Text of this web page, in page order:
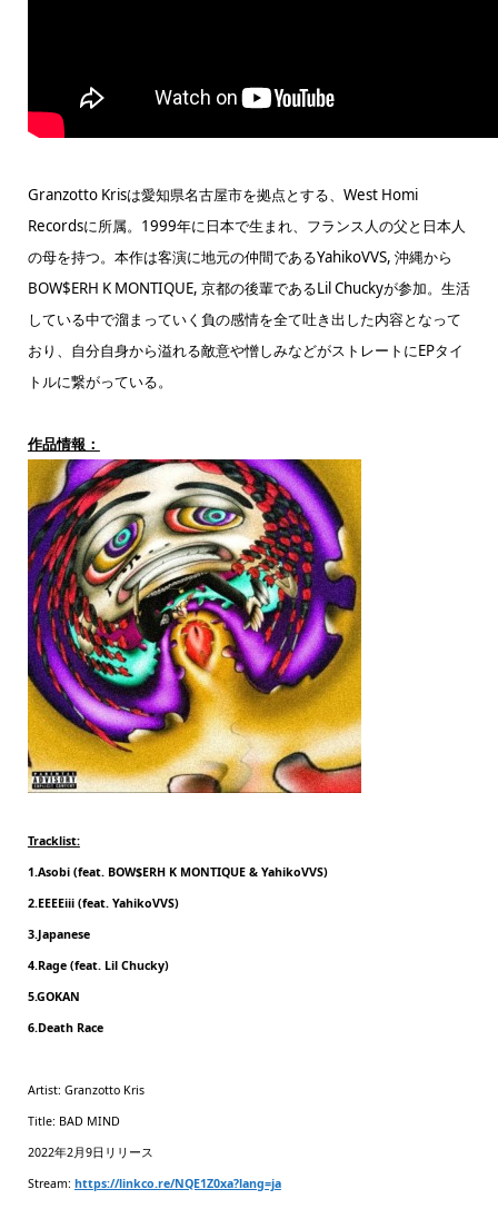
Granzotto Krisは愛知県名古屋市を拠点とする、West Homi
Recordsに所属。1999年に日本で生まれ、フランス人の父と日本人
の母を持つ。本作は客演に地元の仲間であるYahikoVVS, 沖縄から
BOW$ERH K MONTIQUE, 京都の後輩であるLil Chuckyが参加。生活
している中で溜まっていく負の感情を全て吐き出した内容となって
おり、自分自身から溢れる敵意や憎しみなどがストレートにEPタイ
トルに繋がっている。
作品情報：
Tracklist:
1.Asobi (feat. BOW$ERH K MONTIQUE & YahikoVVS)
2.EEEEiii (feat. YahikoVVS)
3.Japanese
4.Rage (feat. Lil Chucky)
5.GOKAN
6.Death Race
Artist: Granzotto Kris
Title: BAD MIND
2022年2月9日リリース
Stream: https://linkco.re/NQE1Z0xa?lang=ja